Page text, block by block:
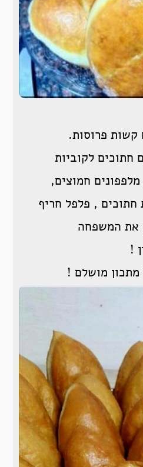
קשות פרוסות.
חתוכים לקוביות
חמוצים,
חתוכים , פלפל חריף
את המשפחה
!
מושלם !